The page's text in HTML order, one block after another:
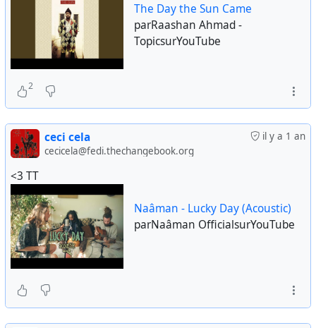
The Day the Sun Came
parRaashan Ahmad -
TopicsurYouTube
2
il y a 1 an
ceci cela
cecicela@fedi.thechangebook.org
<3 TT
Naâman - Lucky Day (Acoustic)
parNaâman OfficialsurYouTube